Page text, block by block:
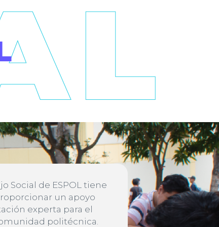
Social de ESPOL tiene
un apoyo
experta para el
politécnica.